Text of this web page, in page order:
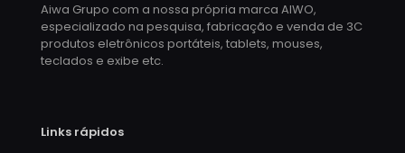
Aiwa Grupo com a nossa própria marca AIWO,
especializado na pesquisa, fabricação e venda de 3C
produtos eletrônicos portáteis, tablets, mouses,
teclados e exibe etc.
Links rápidos